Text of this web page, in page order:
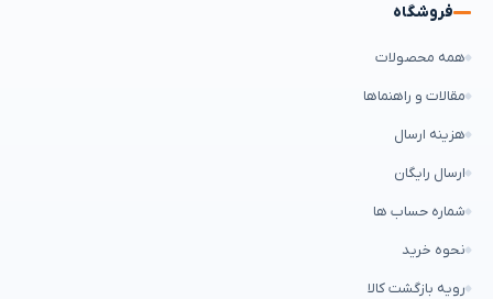
فروشگاه
همه محصولات
مقالات و راهنماها
هزینه ارسال
ارسال رایگان
شماره حساب ها
نحوه خرید
رویه بازگشت کالا